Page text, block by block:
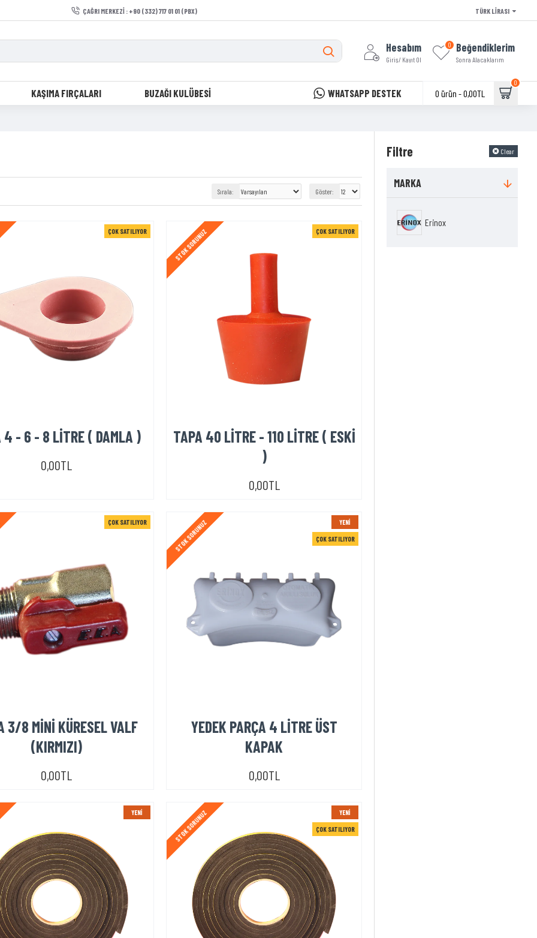
ÇAĞRI MERKEZI : +90 (332) 717 01 01 (PBX) TÜRK LIRASI
Hesabım
Giriş/ Kayıt Ol
Beğendiklerim
Sonra Alacaklarım
0
KAŞIMA FIRÇALARI BUZAĞI KULÜBESI WHATSAPP DESTEK 0 ürün - 0,00TL
0
Sırala: Göster:
ÇOK SATILIYOR
4 - 6 - 8 LİTRE ( DAMLA )
0,00TL
ÇOK SATILIYOR
STOK SORUNUZ
TAPA 40 LİTRE - 110 LİTRE ( ESKİ
)
0,00TL
ÇOK SATILIYOR
3/8 MİNİ KÜRESEL VALF
(KIRMIZI)
0,00TL
YENI
ÇOK SATILIYOR
STOK SORUNUZ
YEDEK PARÇA 4 LİTRE ÜST
KAPAK
0,00TL
YENI YENI
ÇOK SATILIYOR
STOK SORUNUZ
Filtre Clear
MARKA
Erinox